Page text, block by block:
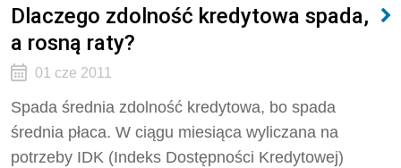
Dlaczego zdolność kredytowa spada,
a rosną raty?
01 cze 2011
Spada średnia zdolność kredytowa, bo spada
średnia płaca. W ciągu miesiąca wyliczana na
potrzeby IDK (Indeks Dostępności Kredytowej)